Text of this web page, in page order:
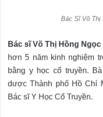
Bác Sĩ Võ Thị
Bác sĩ Võ Thị Hồng Ngọc
hơn 5 năm kinh nghiệm
bằng y học cổ truyền.
dược Thành phố Hồ Chí
Bác sĩ Y Học Cổ Truyền.